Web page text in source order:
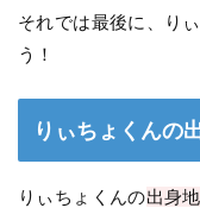
それでは最後に、り
う！
りぃちょくんの
りぃちょくんの出身